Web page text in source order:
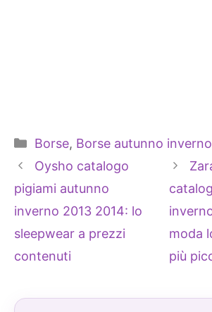
Categorie
Borse, Borse autunno inverno
Oysho catalogo
pigiami autunno
inverno 2013 2014: lo
sleepwear a prezzi
contenuti
moda
più